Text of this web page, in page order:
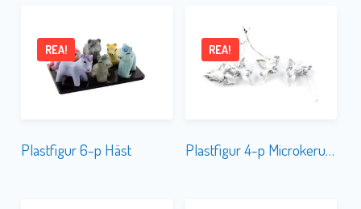
Plastfigur 6-p Häst
REA!
Plastfigur 4-p Microkerub Vit-Silver
REA!